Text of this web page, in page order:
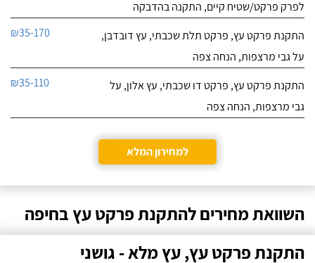
לפרק פרקט/שטיח קיים, התקנה בהדבקה
התקנת פרקט עץ, פרקט תלת שכבתי, עץ דובדבן,
על גבי מרצפות, הנחה צפה
₪35-170
התקנת פרקט עץ, פרקט דו שכבתי, עץ אלון, על
גבי מרצפות, הנחה צפה
₪35-110
למחירון המלא
השוואת מחירים להתקנת פרקט עץ בחיפה
התקנת פרקט עץ, עץ מלא - גושני